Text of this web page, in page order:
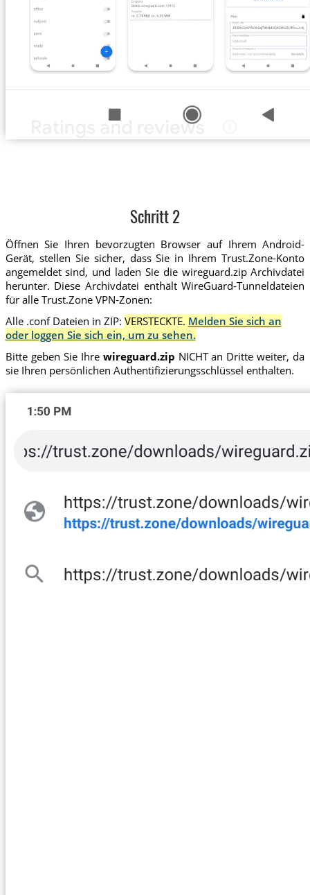
Schritt 2
Öffnen Sie Ihren bevorzugten Browser auf Ihrem Android-
Gerät, stellen Sie sicher, dass Sie in Ihrem Trust.Zone-Konto
angemeldet sind, und laden Sie die wireguard.zip Archivdatei
herunter. Diese Archivdatei enthält WireGuard-Tunneldateien
für alle Trust.Zone VPN-Zonen:
Alle .conf Dateien in ZIP: VERSTECKTE. Melden Sie sich an
oder loggen Sie sich ein, um zu sehen.
Bitte geben Sie Ihre wireguard.zip NICHT an Dritte weiter, da
sie Ihren persönlichen Authentifizierungsschlüssel enthalten.